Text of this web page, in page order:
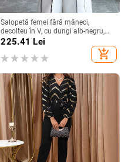
Salopetă femei fără mâneci,
decolteu în V, cu dungi alb-negru,
stil franțuzesc, croială largă
225.41 Lei
add_shopping_cart